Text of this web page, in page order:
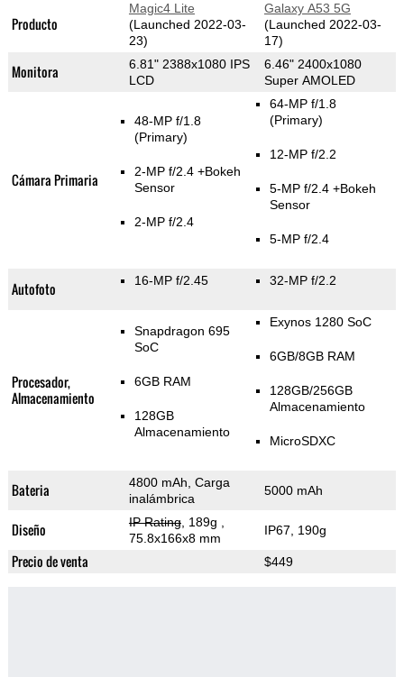
Producto
Magic4 Lite
(Launched 2022-03-
23)
Galaxy A53 5G
(Launched 2022-03-
17)
Monitora
6.81" 2388x1080 IPS
LCD
6.46" 2400x1080
Super AMOLED
Cámara Primaria
48-MP f/1.8
(Primary)
2-MP f/2.4 +Bokeh
Sensor
2-MP f/2.4
64-MP f/1.8
(Primary)
12-MP f/2.2
5-MP f/2.4 +Bokeh
Sensor
5-MP f/2.4
Autofoto 16-MP f/2.45 32-MP f/2.2
Procesador,
Almacenamiento
Snapdragon 695
SoC
6GB RAM
128GB
Almacenamiento
Exynos 1280 SoC
6GB/8GB RAM
128GB/256GB
Almacenamiento
MicroSDXC
Bateria
4800 mAh, Carga
inalámbrica
5000 mAh
Diseño IP Rating, 189g
75.8x166x8 mm
IP67, 190g
Precio de venta $449